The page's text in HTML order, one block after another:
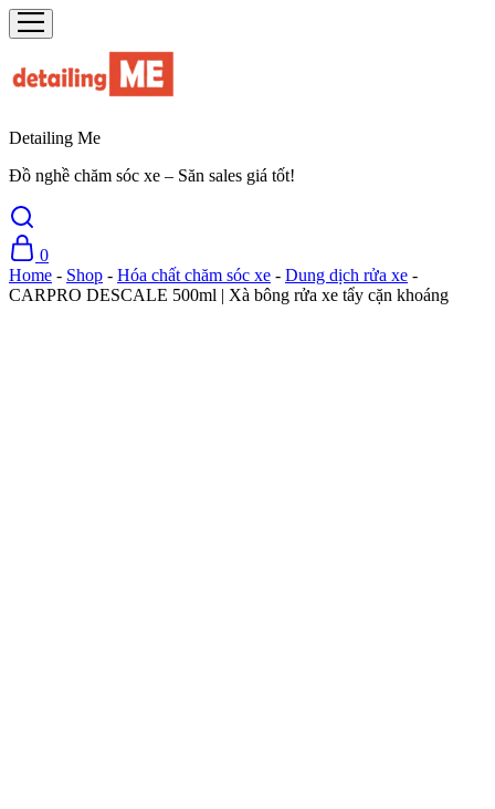
Detailing Me
Đồ nghề chăm sóc xe – Săn sales giá tốt!
0
Home - Shop - Hóa chất chăm sóc xe - Dung dịch rửa xe -
CARPRO DESCALE 500ml | Xà bông rửa xe tẩy cặn khoáng